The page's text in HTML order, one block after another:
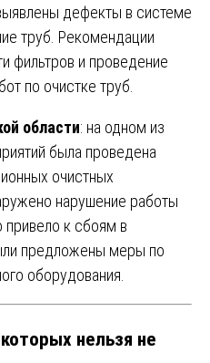
дефекты в системе
труб. Рекомендации
фильтров и проведение
по очистке труб.
области: на одном из
была проведена
очистных
нарушение работы
привело к сбоям в
предложены меры по
оборудования.
нельзя не